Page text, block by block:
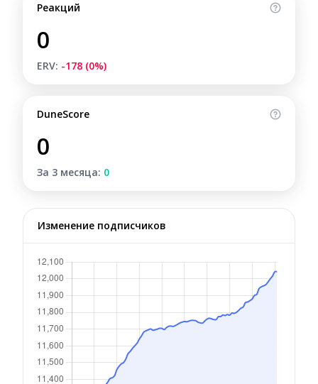
Реакций
0
ERV: -178 (0%)
DuneScore
0
За 3 месяца: 0
Изменение подписчиков